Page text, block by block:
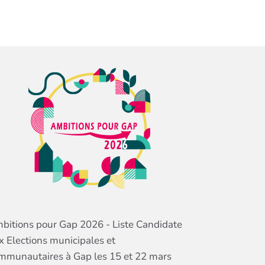
pour Gap 2026 - Liste Candidate
Elections municipales et
à Gap les 15 et 22 mars